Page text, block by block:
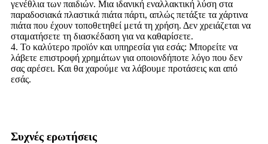
γενέθλια των παιδιών. Μια ιδανική εναλλακτική λύση στα
παραδοσιακά πλαστικά πιάτα πάρτι, απλώς πετάξτε τα χάρτινα
πιάτα που έχουν τοποθετηθεί μετά τη χρήση. Δεν χρειάζεται να
σταματήσετε τη διασκέδαση για να καθαρίσετε.
4. Το καλύτερο προϊόν και υπηρεσία για εσάς: Μπορείτε να
λάβετε επιστροφή χρημάτων για οποιονδήποτε λόγο που δεν
σας αρέσει. Και θα χαρούμε να λάβουμε προτάσεις και από
εσάς.
Συχνές ερωτήσεις